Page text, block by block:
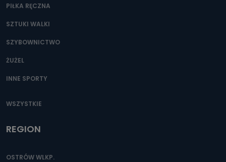
PIŁKA RĘCZNA
SZTUKI WALKI
SZYBOWNICTWO
ŻUŻEL
INNE SPORTY
WSZYSTKIE
REGION
OSTRÓW WLKP.